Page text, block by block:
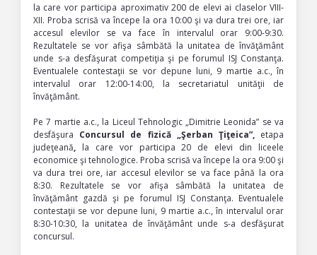
la care vor participa aproximativ 200 de elevi ai claselor VIII-
XII. Proba scrisă va începe la ora 10:00 şi va dura trei ore, iar
accesul elevilor se va face în intervalul orar 9:00-9:30.
Rezultatele se vor afişa sâmbătă la unitatea de învăţământ
unde s-a desfăşurat competiţia şi pe forumul ISJ Constanţa.
Eventualele contestaţii se vor depune luni, 9 martie a.c., în
intervalul orar 12:00-14:00, la secretariatul unităţii de
învăţământ.
Pe 7 martie a.c., la Liceul Tehnologic „Dimitrie Leonida” se va
desfăşura Concursul de fizică „Şerban Ţiţeica”, etapa
judeţeană, la care vor participa 20 de
elevi din liceele
economice şi tehnologice. Proba scrisă va începe la ora 9:00 şi
va dura trei ore, iar accesul elevilor se va face până la ora
8:30. Rezultatele se vor afişa sâmbătă la unitatea de
învăţământ gazdă şi pe forumul ISJ Constanţa. Eventualele
contestaţii se vor depune luni, 9 martie a.c., în intervalul orar
8:30-10:30, la unitatea de învăţământ unde s-a desfăşurat
concursul.